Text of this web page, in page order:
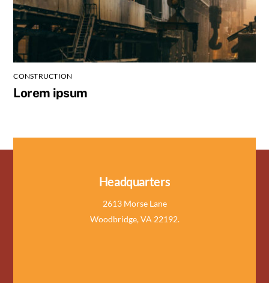
CONSTRUCTION
Lorem ipsum
Headquarters
2613 Morse Lane
Woodbridge, VA 22192.